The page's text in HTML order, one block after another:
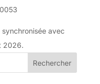
avec
2026.
Rechercher